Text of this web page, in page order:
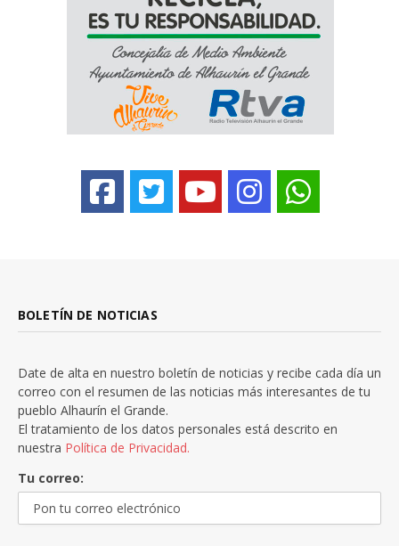
BOLETÍN DE NOTICIAS
Date de alta en nuestro boletín de noticias y recibe cada día un
correo con el resumen de las noticias más interesantes de tu
pueblo Alhaurín el Grande.
El tratamiento de los datos personales está descrito en
nuestra Política de Privacidad.
Tu correo: